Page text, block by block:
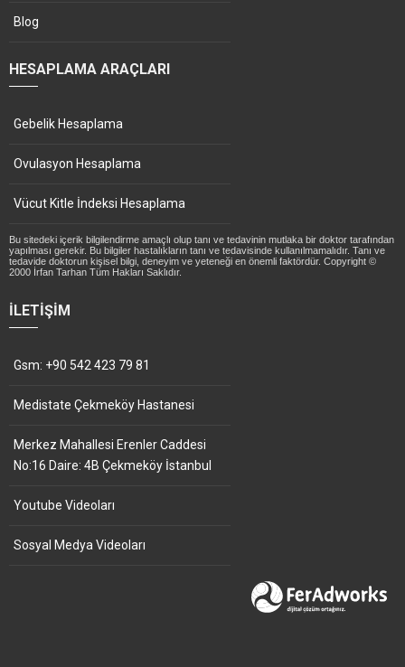
Blog
HESAPLAMA ARAÇLARI
Gebelik Hesaplama
Ovulasyon Hesaplama
Vücut Kitle İndeksi Hesaplama
Bu sitedeki içerik bilgilendirme amaçlı olup tanı ve tedavinin mutlaka bir doktor tarafından
yapılması gerekir. Bu bilgiler hastalıkların tanı ve tedavisinde kullanılmamalıdır. Tanı ve
tedavide doktorun kişisel bilgi, deneyim ve yeteneği en önemli faktördür. Copyright ©
2000 İrfan Tarhan Tüm Hakları Saklıdır.
İLETIŞIM
Gsm: +90 542 423 79 81
Medistate Çekmeköy Hastanesi
Merkez Mahallesi Erenler Caddesi
No:16 Daire: 4B Çekmeköy İstanbul
Youtube Videoları
Sosyal Medya Videoları